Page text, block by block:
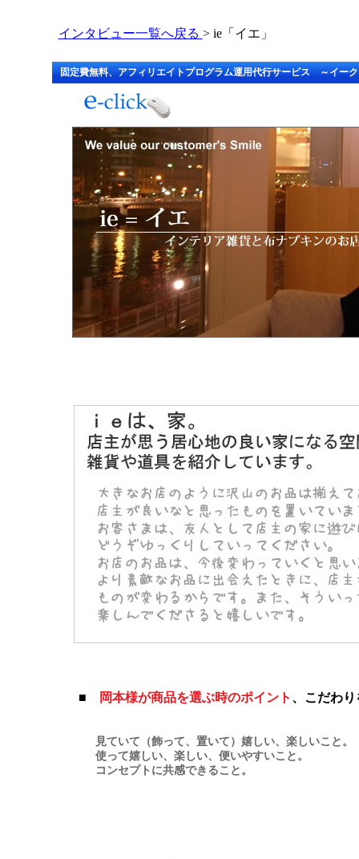
インタビュー一覧へ戻る > ie「イエ」
固定費無料、アフィリエイトプログラム運用代行サービス ～イー
■ 岡本様が商品を選ぶ時のポイント 、こだわ
見ていて（飾って、置いて）嬉しい、楽しいこと。
使って嬉しい、楽しい、便いやすいこと。
コンセプトに共感できること。